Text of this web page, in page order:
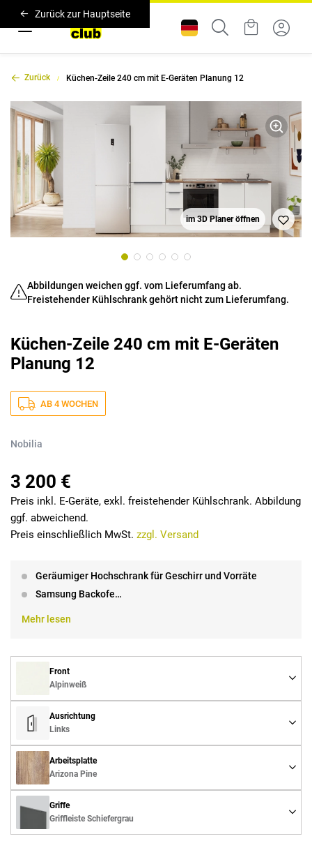
Zurück zur Hauptseite
Zurück Küchen-Zeile 240 cm mit E-Geräten Planung 12
im 3D Planer öffnen
Abbildungen weichen ggf. vom Lieferumfang ab.
Freistehender Kühlschrank gehört nicht zum Lieferumfang.
Küchen-Zeile 240 cm mit E-Geräten
Planung 12
AB 4 WOCHEN
Nobilia
3 200 €
Preis inkl. E-Geräte, exkl. freistehender Kühlschrank. Abbildung
ggf. abweichend.
Preis einschließlich MwSt. zzgl. Versand
Geräumiger Hochschrank für Geschirr und Vorräte
Samsung Backofe…
Mehr lesen
Front
Alpinweiß
Ausrichtung
Links
Arbeitsplatte
Arizona Pine
Griffe
Griffleiste Schiefergrau